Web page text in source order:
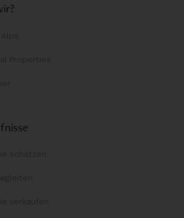
Properties
schätzen
verkaufen